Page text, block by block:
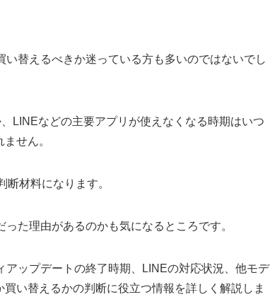
替えるべきか迷っている方も多いのではないでし
LINEなどの主要アプリが使えなくなる時期はいつ
せん。
材料になります。
た理由があるのかも気になるところです。
ップデートの終了時期、LINEの対応状況、他モデ
い替えるかの判断に役立つ情報を詳しく解説しま